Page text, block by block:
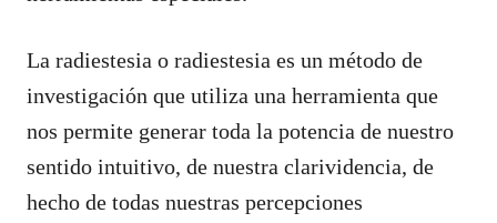
La radiestesia o radiestesia es un método de
investigación que utiliza una herramienta que
nos permite generar toda la potencia de nuestro
sentido intuitivo, de nuestra clarividencia, de
hecho de todas nuestras percepciones